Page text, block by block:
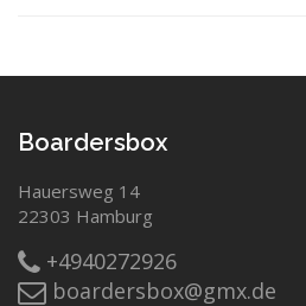
Boardersbox
Hauersweg 14
22303 Hamburg
+4940272926
boardersbox@gmx.de